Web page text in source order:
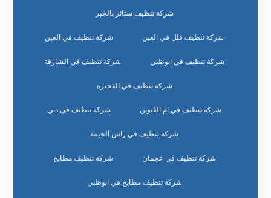
شركة تنظيف ستائر بالخبر
شركة تنظيف فلل في العين شركة تنظيف في العين
شركة تنظيف في ابوظبي شركة تنظيف في الشارقة
شركة تنظيف في الفجيرة
شركة تنظيف في ام القيوين شركة تنظيف في دبي
شركة تنظيف في راس الخيمة
شركة تنظيف في عجمان شركة تنظيف مطابخ
شركة تنظيف مطابخ في ابوظبي